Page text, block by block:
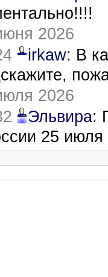
2026
irkaw: В
2026
Эльвира:
25 июля